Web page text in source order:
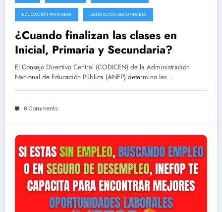
EDUCACIÓN PRIMARIA EDUCACIÓN SECUNDARIA
¿Cuando finalizan las clases en
Inicial, Primaria y Secundaria?
El Consejo Directivo Central (CODICEN) de la Administración
Nacional de Educación Pública (ANEP) determino las…
0 Comments